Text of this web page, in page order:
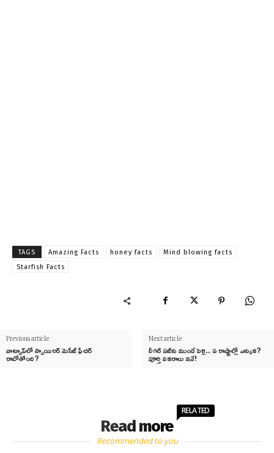
TAGS Amazing Facts honey facts
Mind blowing facts
Starfish Facts
Previous article
వాట్సాప్‌లో స్పాయిలర్ మెసేజ్ ఫీచర్
రాబోతోంది?
Next article
లీగల్ ఏజ్‌కు ముందే పెళ్లి.. ఏ రాష్ట్రాల్లో ఎక్కువ?
పూర్తి వివరాలు ఇవే!
Read more
RELATED
Recommended to you